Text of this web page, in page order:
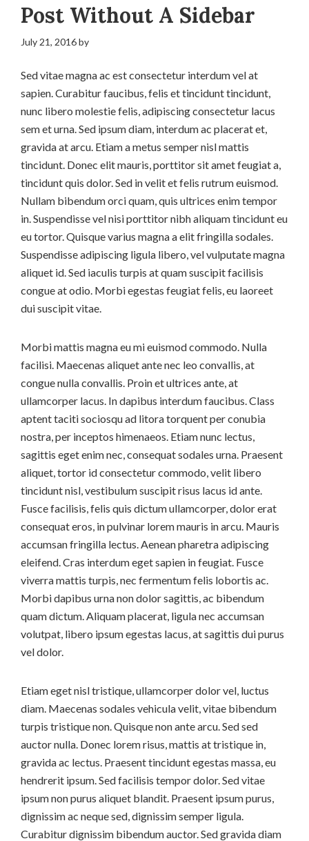
Post Without A Sidebar
July 21, 2016by
Sed vitae magna ac est consectetur interdum vel at
sapien. Curabitur faucibus, felis et tincidunt tincidunt,
nunc libero molestie felis, adipiscing consectetur lacus
sem et urna. Sed ipsum diam, interdum ac placerat et,
gravida at arcu. Etiam a metus semper nisl mattis
tincidunt. Donec elit mauris, porttitor sit amet feugiat a,
tincidunt quis dolor. Sed in velit et felis rutrum euismod.
Nullam bibendum orci quam, quis ultrices enim tempor
in. Suspendisse vel nisi porttitor nibh aliquam tincidunt eu
eu tortor. Quisque varius magna a elit fringilla sodales.
Suspendisse adipiscing ligula libero, vel vulputate magna
aliquet id. Sed iaculis turpis at quam suscipit facilisis
congue at odio. Morbi egestas feugiat felis, eu laoreet
dui suscipit vitae.
Morbi mattis magna eu mi euismod commodo. Nulla
facilisi. Maecenas aliquet ante nec leo convallis, at
congue nulla convallis. Proin et ultrices ante, at
ullamcorper lacus. In dapibus interdum faucibus. Class
aptent taciti sociosqu ad litora torquent per conubia
nostra, per inceptos himenaeos. Etiam nunc lectus,
sagittis eget enim nec, consequat sodales urna. Praesent
aliquet, tortor id consectetur commodo, velit libero
tincidunt nisl, vestibulum suscipit risus lacus id ante.
Fusce facilisis, felis quis dictum ullamcorper, dolor erat
consequat eros, in pulvinar lorem mauris in arcu. Mauris
accumsan fringilla lectus. Aenean pharetra adipiscing
eleifend. Cras interdum eget sapien in feugiat. Fusce
viverra mattis turpis, nec fermentum felis lobortis ac.
Morbi dapibus urna non dolor sagittis, ac bibendum
quam dictum. Aliquam placerat, ligula nec accumsan
volutpat, libero ipsum egestas lacus, at sagittis dui purus
vel dolor.
Etiam eget nisl tristique, ullamcorper dolor vel, luctus
diam. Maecenas sodales vehicula velit, vitae bibendum
turpis tristique non. Quisque non ante arcu. Sed sed
auctor nulla. Donec lorem risus, mattis at tristique in,
gravida ac lectus. Praesent tincidunt egestas massa, eu
hendrerit ipsum. Sed facilisis tempor dolor. Sed vitae
ipsum non purus aliquet blandit. Praesent ipsum purus,
dignissim ac neque sed, dignissim semper ligula.
Curabitur dignissim bibendum auctor. Sed gravida diam